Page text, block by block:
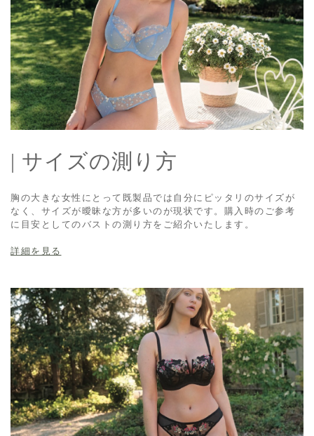
| サイズの測り方
胸の大きな女性にとって既製品では自分にピッタリのサイズが
なく、サイズが曖昧な方が多いのが現状です。購入時のご参考
に目安としてのバストの測り方をご紹介いたします。
詳細を見る